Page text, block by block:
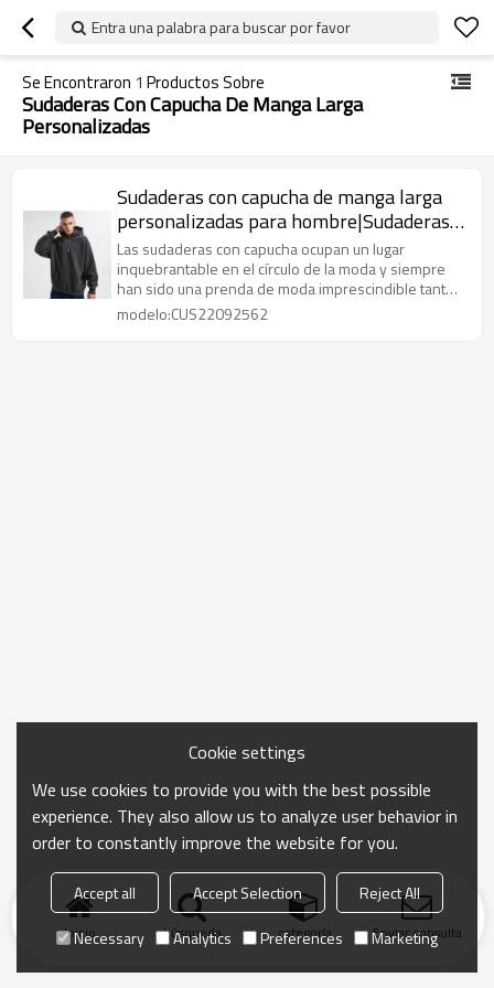
Entra una palabra para buscar por favor
Se Encontraron 1 Productos Sobre
Sudaderas Con Capucha De Manga Larga
Personalizadas
Sudaderas con capucha de manga larga
personalizadas para hombre|Sudaderas
con capucha de algodón unisex en la
tienda|Sudaderas con capucha de
primavera y otoño al por mayor
Las sudaderas con capucha ocupan un lugar
inquebrantable en el círculo de la moda y siempre
han sido una prenda de moda imprescindible tanto
para hombres como para mujeres.
modelo:CUS22092562
Inicio búsqueda categoría Enviar consulta
Cookie settings
We use cookies to provide you with the best possible
experience. They also allow us to analyze user behavior in
order to constantly improve the website for you.
Accept all Accept Selection
Reject All
Necessary
Analytics Preferences Marketing